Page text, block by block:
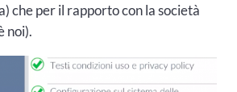
che per il rapporto con la società
noi).